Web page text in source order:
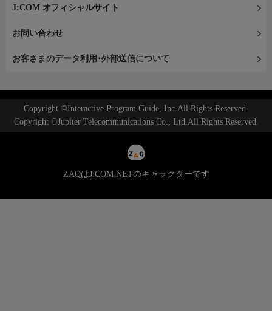
J:COM オフィシャルサイト
お問い合わせ
お客さまのデータ利用･外部送信について
Copyright ©Interactive Program Guide, Inc.All Rights Reserved.
Copyright ©Jupiter Telecommunications Co., Ltd.All Rights Reserved.
ZAQはJ:COM NETのキャラクターです